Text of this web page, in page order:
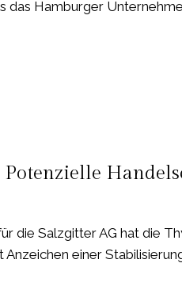
das Hamburger
die Salzgitter AG hat die
einer